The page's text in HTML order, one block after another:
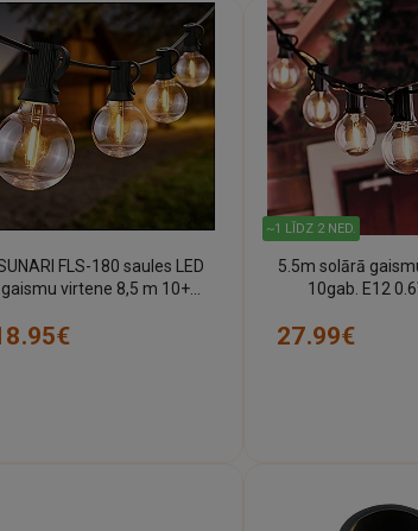
FLS-180 saules LED
gaismu virtene 8,5 m 10+1
(Forever Light RTV222476)
~1 LĪDZ 2 NED.
5.5m solārā
10gab. E12
27.99€